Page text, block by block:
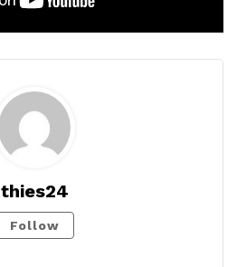
thies24
Follow